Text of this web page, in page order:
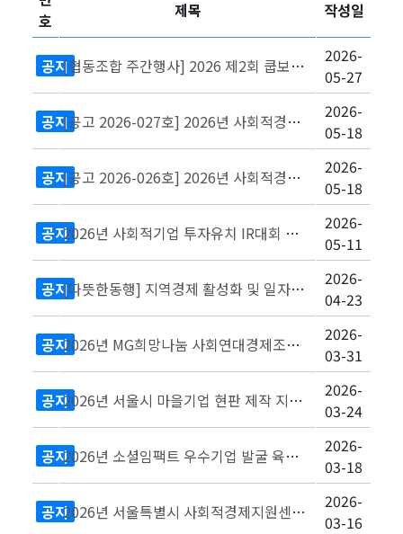
호
제목 작성일
공지 [협동조합 주간행사] 2026 제2회 쿱보따리 수기 공모전 개최 공고(~6/10 18시까..
2026-
05-27
공지 [공고 2026-027호] 2026년 사회적경제기업 제품 디자인 고도화 지원 참여작가 모집..
2026-
05-18
공지 [공고 2026-026호] 2026년 사회적경제기업 제품 디자인 고도화 지원 참여기업 모집..
2026-
05-18
공지 2026년 사회적기업 투자유치 IR대회 참여기업 모집
2026-
05-11
공지 [따뜻한동행] 지역경제 활성화 및 일자리 창출 기업 지원사업 손잡아줄래 참여기업 모집
2026-
04-23
공지 2026년 MG희망나눔 사회연대경제조직 육성지원사업 공모 안내
2026-
03-31
공지 2026년 서울시 마을기업 현판 제작 지원사업 참여기업 모집 (~3.31)
2026-
03-24
공지 2026년 소셜임팩트 우수기업 발굴 육성 및 사업개발비 지원사업 참여기업 모집
2026-
03-18
공지 2026년 서울특별시 사회적경제지원센터 사업설명회 개최 안내
2026-
03-16